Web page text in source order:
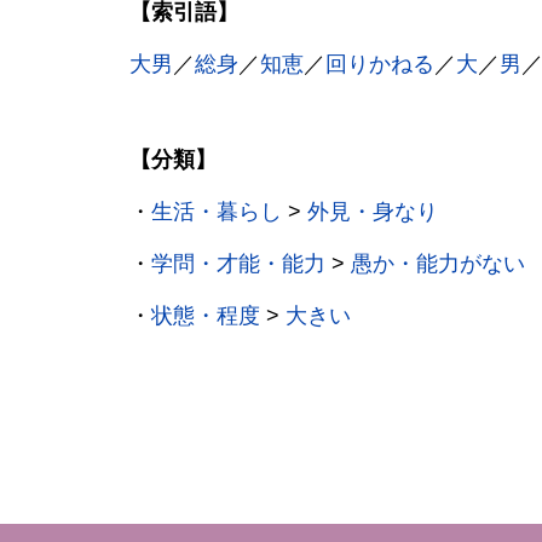
【索引語】
大男 ／総身 ／知恵／ 回りかねる ／ 大 ／ 男 ／
【分類】
・ 生活・暮らし > 外見・身なり
・ 学問・才能・能力 > 愚か・能力がない
・状態・程度 > 大きい